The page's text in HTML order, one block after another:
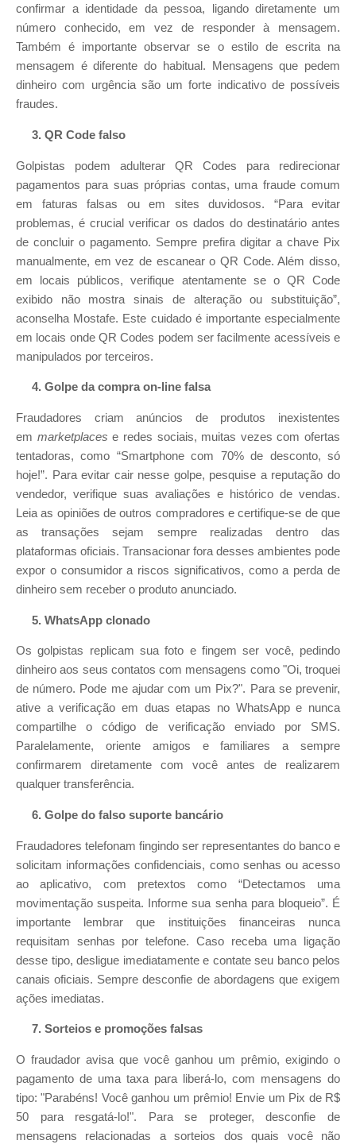
confirmar a identidade da pessoa, ligando diretamente um
número conhecido, em vez de responder à mensagem.
Também é importante observar se o estilo de escrita na
mensagem é diferente do habitual. Mensagens que pedem
dinheiro com urgência são um forte indicativo de possíveis
fraudes.
3. QR Code falso
Golpistas podem adulterar QR Codes para redirecionar
pagamentos para suas próprias contas, uma fraude comum
em faturas falsas ou em sites duvidosos. “Para evitar
problemas, é crucial verificar os dados do destinatário antes
de concluir o pagamento. Sempre prefira digitar a chave Pix
manualmente, em vez de escanear o QR Code. Além disso,
em locais públicos, verifique atentamente se o QR Code
exibido não mostra sinais de alteração ou substituição”,
aconselha Mostafe. Este cuidado é importante especialmente
em locais onde QR Codes podem ser facilmente acessíveis e
manipulados por terceiros.
4. Golpe da compra on-line falsa
Fraudadores criam anúncios de produtos inexistentes
em marketplaces e redes sociais, muitas vezes com ofertas
tentadoras, como “Smartphone com 70% de desconto, só
hoje!”. Para evitar cair nesse golpe, pesquise a reputação do
vendedor, verifique suas avaliações e histórico de vendas.
Leia as opiniões de outros compradores e certifique-se de que
as transações sejam sempre realizadas dentro das
plataformas oficiais. Transacionar fora desses ambientes pode
expor o consumidor a riscos significativos, como a perda de
dinheiro sem receber o produto anunciado.
5. WhatsApp clonado
Os golpistas replicam sua foto e fingem ser você, pedindo
dinheiro aos seus contatos com mensagens como "Oi, troquei
de número. Pode me ajudar com um Pix?". Para se prevenir,
ative a verificação em duas etapas no WhatsApp e nunca
compartilhe o código de verificação enviado por SMS.
Paralelamente, oriente amigos e familiares a sempre
confirmarem diretamente com você antes de realizarem
qualquer transferência.
6. Golpe do falso suporte bancário
Fraudadores telefonam fingindo ser representantes do banco e
solicitam informações confidenciais, como senhas ou acesso
ao aplicativo, com pretextos como “Detectamos uma
movimentação suspeita. Informe sua senha para bloqueio”. É
importante lembrar que instituições financeiras nunca
requisitam senhas por telefone. Caso receba uma ligação
desse tipo, desligue imediatamente e contate seu banco pelos
canais oficiais. Sempre desconfie de abordagens que exigem
ações imediatas.
7. Sorteios e promoções falsas
O fraudador avisa que você ganhou um prêmio, exigindo o
pagamento de uma taxa para liberá-lo, com mensagens do
tipo: "Parabéns! Você ganhou um prêmio! Envie um Pix de R$
50 para resgatá-lo!". Para se proteger, desconfie de
mensagens relacionadas a sorteios dos quais você não